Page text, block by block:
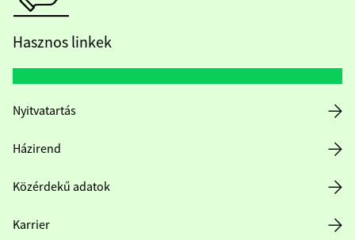
Hasznos linkek
Nyitvatartás
Házirend
Közérdekű adatok
Karrier